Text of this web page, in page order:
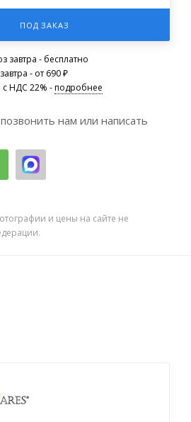
ПОД ЗАКАЗ
завтра - бесплатно
- от 690 ₽
с НДС 22% -подробнее
нам или написать
и цены на сайте не